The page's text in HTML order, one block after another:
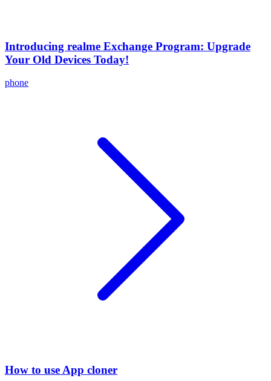
Introducing realme Exchange Program: Upgrade
Your Old Devices Today!
phone
How to use App cloner